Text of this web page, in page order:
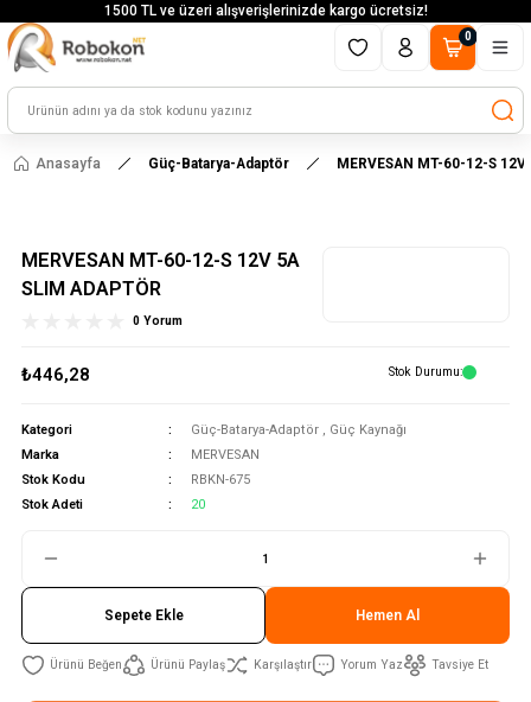
1500 TL ve üzeri alışverişlerinizde kargo ücretsiz!
0
Anasayfa Güç-Batarya-Adaptör MERVESAN MT-60-12-S
MERVESAN MT-60-12-S 12V 5A
SLIM ADAPTÖR
0 Yorum
₺446,28 Stok Durumu
Kategori Güç-Batarya-Adaptör , Güç Kaynağı
Marka
MERVESAN
Stok Kodu
RBKN-675
Stok Adeti
20
Sepete Ekle Hemen Al
Ürünü Paylaş Karşılaştır Yorum Yaz Tavsiye Et